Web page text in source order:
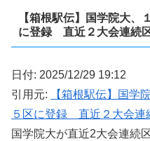
【箱根駅伝】国学院大、
に登録 直近２大会連続
日付: 2025/12/29 19:12
引用元:
【箱根駅伝】国学
５区に登録 直近２大会連
国学院大が直近2大会連続